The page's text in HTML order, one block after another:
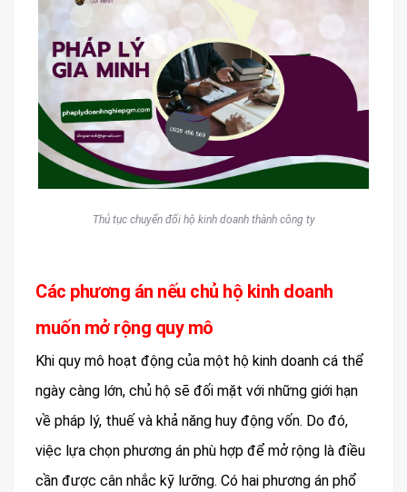
Thủ tục chuyển đổi hộ kinh doanh thành công ty
Các phương án nếu chủ hộ kinh doanh
muốn mở rộng quy mô
Khi quy mô hoạt động của một hộ kinh doanh cá thể
ngày càng lớn, chủ hộ sẽ đối mặt với những giới hạn
về pháp lý, thuế và khả năng huy động vốn. Do đó,
việc lựa chọn phương án phù hợp để mở rộng là điều
cần được cân nhắc kỹ lưỡng. Có hai phương án phổ